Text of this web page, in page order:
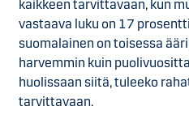
kaikkeen tarvittavaan, kun
vastaava luku on 17
suomalainen on toisessa
harvemmin kuin
huolissaan siitä, tuleeko
tarvittavaan.